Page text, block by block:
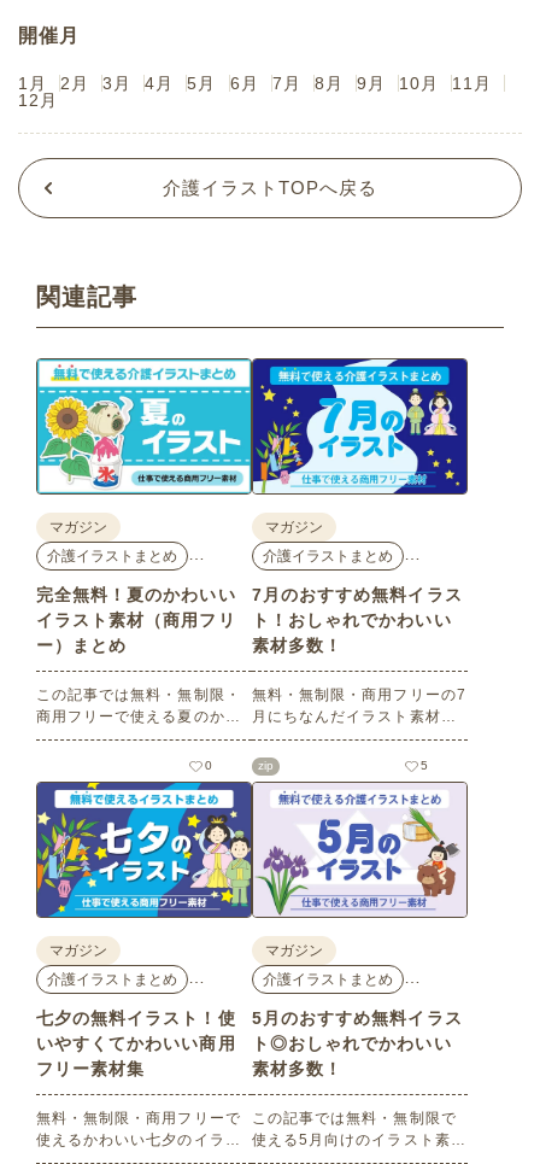
開催月
1月 2月 3月 4月 5月 6月 7月 8月 9月 10月
11月
12月
介護イラストTOPへ戻る
関連記事
マガジン
介護イラストまとめ
完全無料！夏のかわいい
イラスト素材（商用フリ
ー）まとめ
この記事では無料・無制限・
商用フリーで使える夏のかわ
いいイラスト素材を多数ご紹
介いたします。夏の花である
ひまわりや朝顔、夏祭り、花
火、七夕など夏ならではのか
わいいイラストをご用意！ポ
スターやパンフレットなどで
使いやすいテイストなので、
ぜひご活用ください。
0
マガジン
介護イラストまとめ
7月のおすすめ無料イラス
ト！おしゃれでかわいい
素材多数！
無料・無制限・商用フリーの7
月にちなんだイラスト素材を
多数ご紹介します。どれも印
刷に適した解像度で、点数制
限なしで自由に使える素材ば
かり♪どなたでもご利用いただ
けます！ぜひご活用くださ
い。
zip 5
マガジン
介護イラストまとめ
七夕の無料イラスト！使
いやすくてかわいい商用
フリー素材集
無料・無制限・商用フリーで
使えるかわいい七夕のイラス
マガジン
介護イラストまとめ
5月のおすすめ無料イラス
ト◎おしゃれでかわいい
素材多数！
この記事では無料・無制限で
使える5月向けのイラスト素材